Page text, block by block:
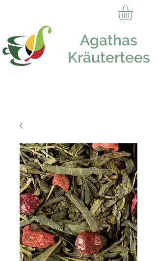
Agathas
Kräutertees